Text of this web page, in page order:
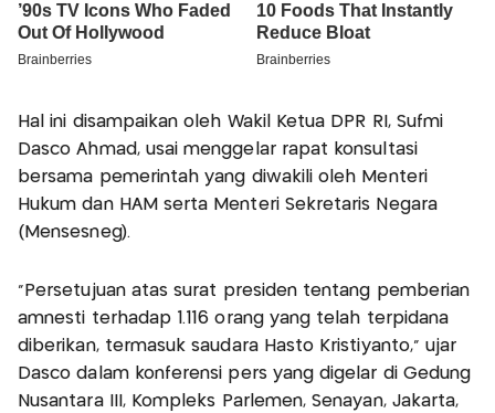
Hal ini disampaikan oleh Wakil Ketua DPR RI, Sufmi
Dasco Ahmad, usai menggelar rapat konsultasi
bersama pemerintah yang diwakili oleh Menteri
Hukum dan HAM serta Menteri Sekretaris Negara
(Mensesneg).
“Persetujuan atas surat presiden tentang pemberian
amnesti terhadap 1.116 orang yang telah terpidana
diberikan, termasuk saudara Hasto Kristiyanto,” ujar
Dasco dalam konferensi pers yang digelar di Gedung
Nusantara III, Kompleks Parlemen, Senayan, Jakarta,